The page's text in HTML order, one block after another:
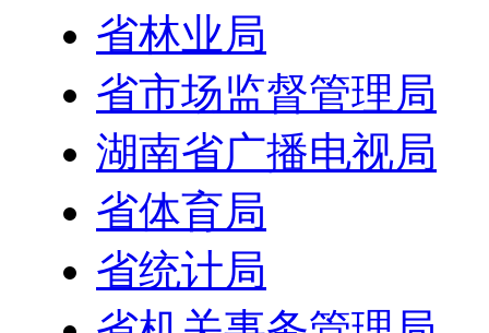
省林业局
省市场监督管理局
湖南省广播电视局
省体育局
省统计局